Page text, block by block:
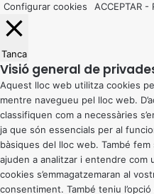
Configurar cookies
ACCEPTAR -
Tanca
Visió general de
Aquest lloc web utilitza cookies
mentre navegueu pel lloc web.
classifiquen com a necessàries
ja que són essencials per al
bàsiques del lloc web. També
ajuden a analitzar i entendre
cookies s’emmagatzemaran al
consentiment. També teniu